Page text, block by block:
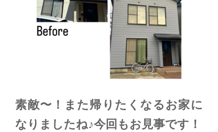
素敵〜！また帰りたくなるお家に
なりましたね♪今回もお見事です！